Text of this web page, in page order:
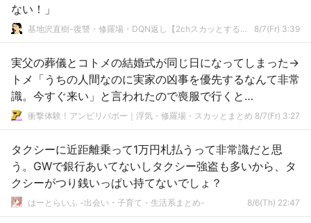
ない！」
基地沢直樹-復讐・修羅場・DQN返し【2chスカッとする話まとめ】 8/7(Fr) 3:39
実父の葬儀とコトメの結婚式が同じ日になってしまった→
トメ「うちの人間なのに実家の凶事を優先するなんて非常
識。今すぐ来い」と言われたので喪服で行くと…
衝撃体験！アンビリバボー｜浮気・修羅場・スカッとまとめ 8/7(Fr) 3:27
タクシーに近距離乗って1万円札払うって非常識だと思
う。GWで銀行あいてないしタクシー強盗も多いから、タ
クシーがつり銭いっぱい持てないでしょ？
はーとらいふ -出会い・子育て・生活系まとめ- 8/6(Th) 22:47